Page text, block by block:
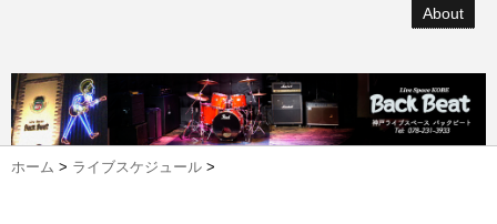
About
ホーム > ライブスケジュール >